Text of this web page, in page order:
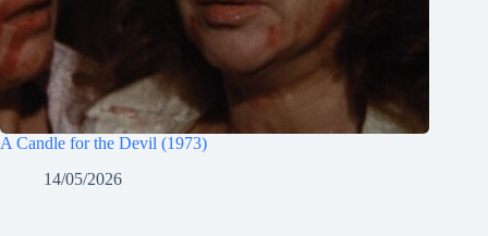
A Candle for the Devil (1973)
14/05/2026